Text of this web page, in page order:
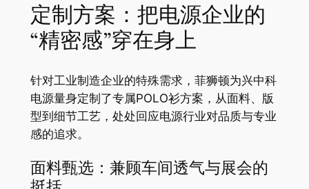
定制方案：把电源企业的
“精密感”穿在身上
针对工业制造企业的特殊需求，菲狮顿为兴中科
电源量身定制了专属POLO衫方案，从面料、版
型到细节工艺，处处回应电源行业对品质与专业
感的追求。
面料甄选：兼顾车间透气与展会的